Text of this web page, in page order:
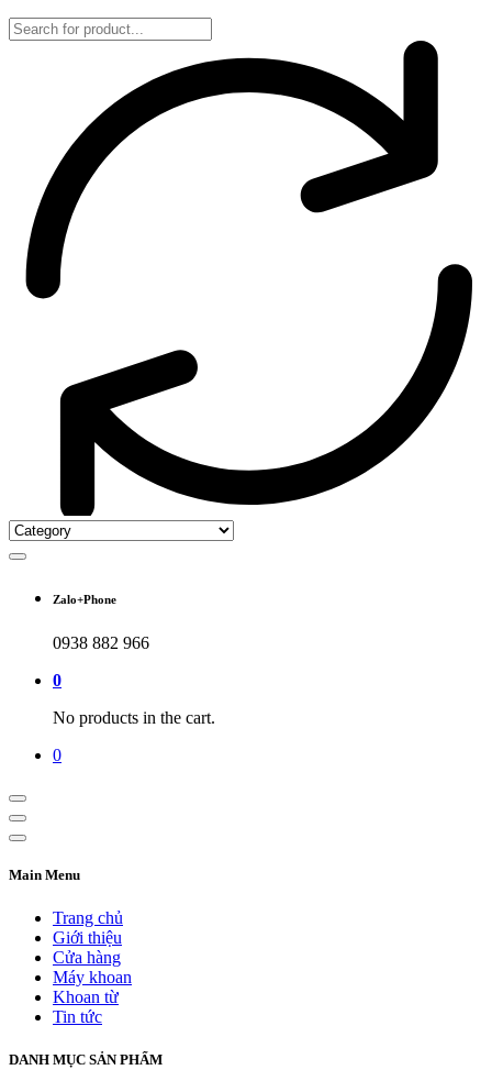
Zalo+Phone
0938 882 966
0
No products in the cart.
0
Main Menu
Trang chủ
Giới thiệu
Cửa hàng
Máy khoan
Khoan từ
Tin tức
DANH MỤC SẢN PHẨM